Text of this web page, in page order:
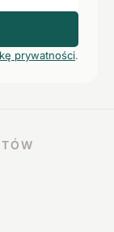
prywatności.